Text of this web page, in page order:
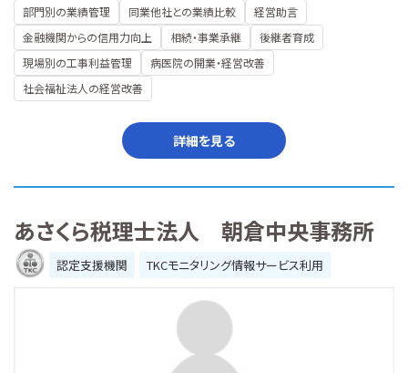
部門別の業績管理 同業他社との業績比較
経営助言
金融機関からの信用力向上
相続・事業承継
後継者育成
現場別の工事利益管理
病医院の開業・経営改善
社会福祉法人の経営改善
詳細を見る
あさくら税理士法人 朝倉中央事務所
認定支援機関 TKCモニタリング情報サービス利用